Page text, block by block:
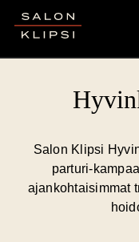
Salon Klipsi
Salon Klipsi
parturi-
ajankohtaisimmat